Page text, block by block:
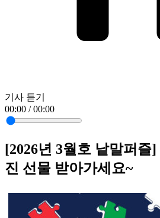
기사 듣기
00:00 / 00:00
[2026년 3월호 낱말퍼즐
진 선물 받아가세요~